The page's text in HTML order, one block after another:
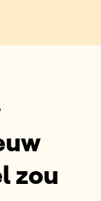
VRT NWS
zou